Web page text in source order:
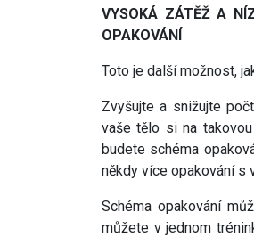
VYSOKÁ ZÁTĚŽ A
OPAKOVÁNÍ
Toto je další možnost,
Zvyšujte a snižujte
vaše tělo si na
budete schéma
někdy více opakování s
Schéma opakování
můžete v jednom